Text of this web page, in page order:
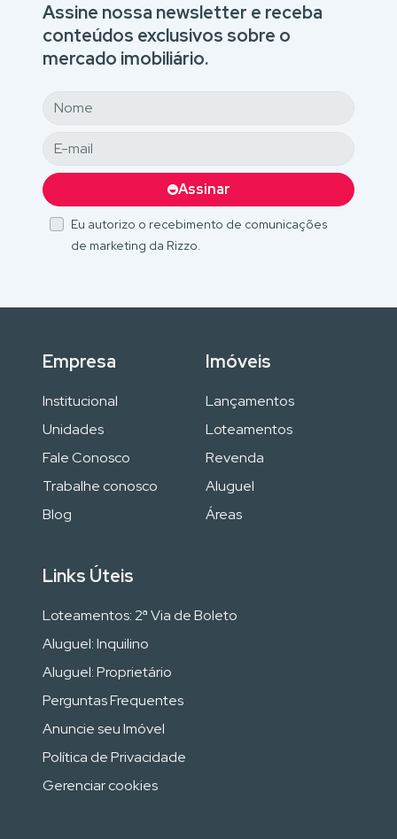
Assine nossa newsletter e receba
conteúdos exclusivos sobre o
mercado imobiliário.
Assinar
Eu autorizo o recebimento de comunicações
de marketing da Rizzo.
Empresa
Institucional
Unidades
Fale Conosco
Trabalhe conosco
Blog
Imóveis
Lançamentos
Loteamentos
Revenda
Aluguel
Áreas
Links Úteis
Loteamentos: 2ª Via de Boleto
Aluguel: Inquilino
Aluguel: Proprietário
Perguntas Frequentes
Anuncie seu Imóvel
Política de Privacidade
Gerenciar cookies